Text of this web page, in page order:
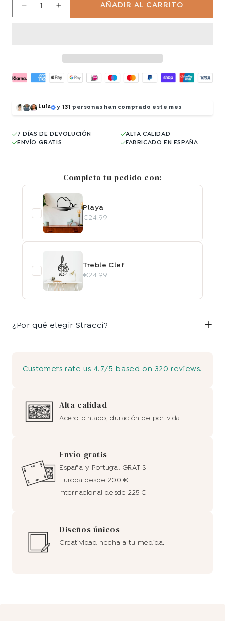
Reducir
cantidad
Aumentar
cantidad
AÑADIR AL CARRITO
Luis y 131 personas han comprado este mes
7 DÍAS DE DEVOLUCIÓN
ALTA CALIDAD
ENVÍO GRATIS
FABRICADO EN ESPAÑA
Completa tu pedido con:
Playa
€24.99
Treble Clef
€24.99
¿Por qué elegir Stracci?
Customers rate us 4.7/5 based on 320 reviews.
Alta calidad
Acero pintado, duración de por vida.
Envío gratis
España y Portugal GRATIS
Europa desde 200 €
Internacional desde 225 €
Diseños únicos
Creatividad hecha a tu medida.